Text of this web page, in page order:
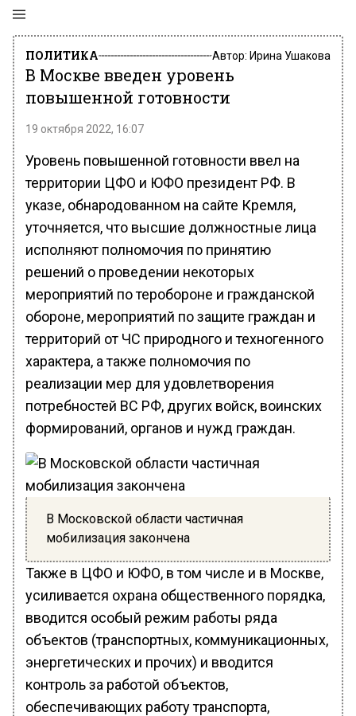
ПОЛИТИКА Автор: Ирина Ушакова
В Москве введен уровень
повышенной готовности
19 октября 2022, 16:07
Уровень повышенной готовности ввел на
территории ЦФО и ЮФО президент РФ. В
указе, обнародованном на сайте Кремля,
уточняется, что высшие должностные лица
исполняют полномочия по принятию
решений о проведении некоторых
мероприятий по теробороне и гражданской
обороне, мероприятий по защите граждан и
территорий от ЧС природного и техногенного
характера, а также полномочия по
реализации мер для удовлетворения
потребностей ВС РФ, других войск, воинских
формирований, органов и нужд граждан.
В Московской области частичная
мобилизация закончена
Также в ЦФО и ЮФО, в том числе и в Москве,
усиливается охрана общественного порядка,
вводится особый режим работы ряда
объектов (транспортных, коммуникационных,
энергетических и прочих) и вводится
контроль за работой объектов,
обеспечивающих работу транспорта,